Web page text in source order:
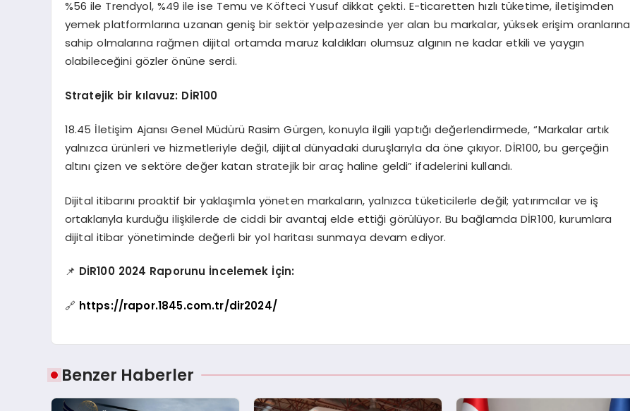
%56 ile Trendyol, %49 ile ise Temu ve Köfteci Yusuf dikkat çekti. E-ticaretten hızlı tüketime, iletişimden
yemek platformlarına uzanan geniş bir sektör yelpazesinde yer alan bu markalar, yüksek erişim oranlarına
sahip olmalarına rağmen dijital ortamda maruz kaldıkları olumsuz algının ne kadar etkili ve yaygın
olabileceğini gözler önüne serdi.
Stratejik bir kılavuz: DİR100
18.45 İletişim Ajansı Genel Müdürü Rasim Gürgen, konuyla ilgili yaptığı değerlendirmede, “Markalar artık
yalnızca ürünleri ve hizmetleriyle değil, dijital dünyadaki duruşlarıyla da öne çıkıyor. DİR100, bu gerçeğin
altını çizen ve sektöre değer katan stratejik bir araç haline geldi” ifadelerini kullandı.
Dijital itibarını proaktif bir yaklaşımla yöneten markaların, yalnızca tüketicilerle değil; yatırımcılar ve iş
ortaklarıyla kurduğu ilişkilerde de ciddi bir avantaj elde ettiği görülüyor. Bu bağlamda DİR100, kurumlara
dijital itibar yönetiminde değerli bir yol haritası sunmaya devam ediyor.
📌 DİR100 2024 Raporunu İncelemek İçin:
🔗 https://rapor.1845.com.tr/dir2024/
Benzer Haberler